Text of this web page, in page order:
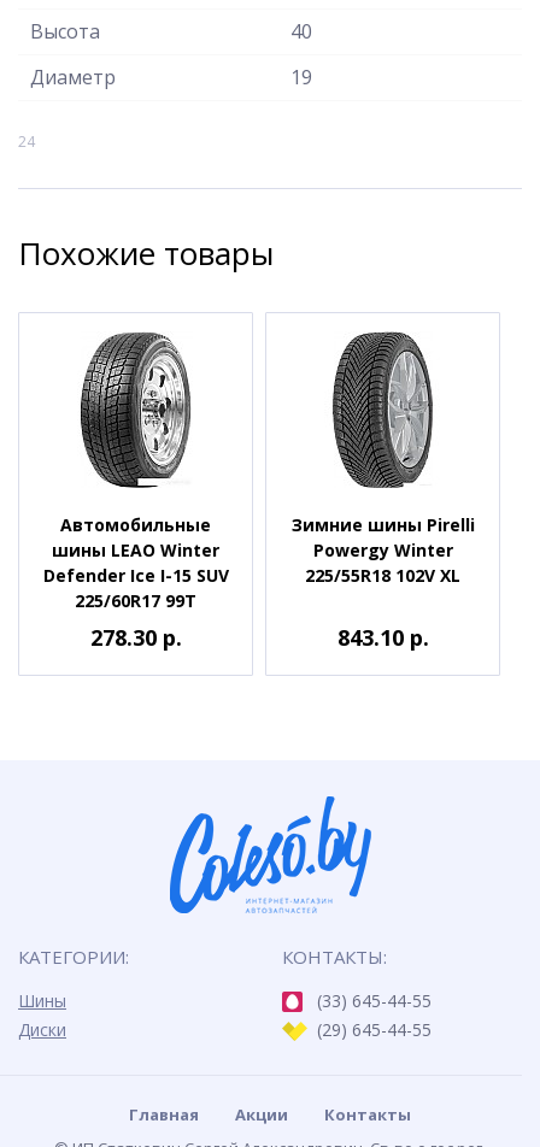
Высота
40
Диаметр
19
24
Похожие товары
Автомобильные
шины LEAO Winter
Defender Ice I-15 SUV
225/60R17 99T
278.30 р.
Зимние шины Pirelli
Powergy Winter
225/55R18 102V XL
843.10 р.
КАТЕГОРИИ:
Шины
Диски
КОНТАКТЫ:
(33) 645-44-55
(29) 645-44-55
Главная Акции
Контакты